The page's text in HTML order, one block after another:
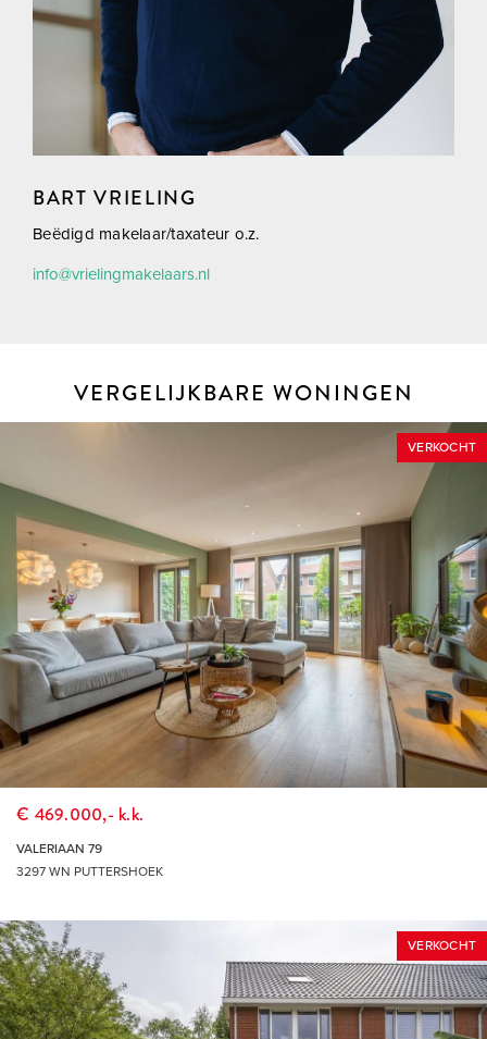
THUIS IN DE REGIO, THUIS IN DE STAD
DÉ MAKELAAR VOOR DE HOEKSCHE WAARD &
ROTTERDAM
BART VRIELING
Beëdigd makelaar/taxateur o.z.
info@vrielingmakelaars.nl
VERGELIJKBARE WONINGEN
VERKOCHT
€ 469.000,- k.k.
VALERIAAN 79
3297 WN PUTTERSHOEK
VERKOCHT